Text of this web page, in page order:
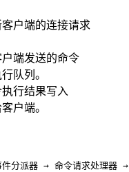
户端的连接请求
端发送的命令
队列。
行结果写入
户端。
分派器 → 命令请求处理